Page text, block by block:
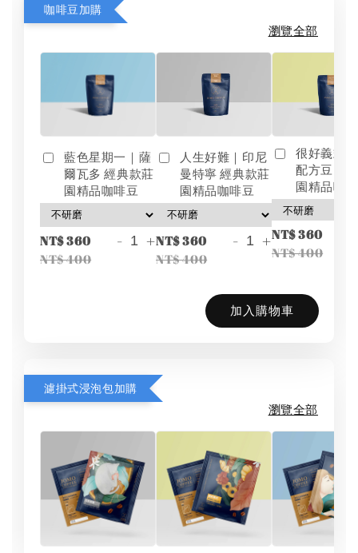
咖啡豆加購
瀏覽全部
藍色星期一｜薩
爾瓦多 經典款莊
園精品咖啡豆
NT$ 360
NT$ 400
- +
人生好難｜印尼
曼特寧 經典款莊
園精品咖啡豆
NT$ 360
NT$ 400
- +
很好義式
配方豆 經
園精品咖
NT$ 360
NT$ 400
加入購物車
濾掛式浸泡包加購
瀏覽全部